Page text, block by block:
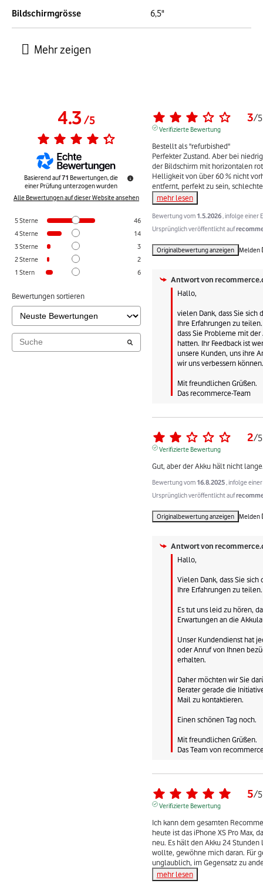
Bildschirmgrösse 6,5"
4.3/5
Basierend auf71 Bewertungen, die
einer Prüfung unterzogen wurden
Alle Bewertungen auf dieser Website ansehen
5Sterne
46
4Sterne
14
3Sterne
3
2Sterne
2
1 Stern 6
Bewertungen sortieren
3/5
Verifizierte Bewertung
Bestellt als "refurbished"
Perfekter Zustand. Aber bei
der Bildschirm mit horizontalen
Helligkeit von über 60 % nicht
entfernt, perfekt zu sein,
mehr lesen
Bewertung vom 1.5.2026 , infolge einer
Ursprünglich veröffentlicht auf
Originalbewertung anzeigen Melden
Antwort von
Hallo,
vielen Dank, dass Sie
Ihre Erfahrungen zu
dass Sie Probleme mit
hatten. Ihr Feedback ist
unsere Kunden, uns ihre
wir uns verbessern können.
Mit freundlichen Grüßen.
Das recommerce-Team
2/5
Verifizierte Bewertung
Gut, aber der Akku hält nicht
Bewertung vom 16.8.2025 , infolge
Ursprünglich veröffentlicht auf
Originalbewertung anzeigen Melden
Antwort von
Hallo,
Vielen Dank, dass Sie
Ihre Erfahrungen zu teilen.
Es tut uns leid zu hören,
Erwartungen an die
Unser Kundendienst hat
oder Anruf von Ihnen
erhalten.
Daher möchten wir Sie
Berater gerade die
Mail zu kontaktieren.
Einen schönen Tag noch.
Mit freundlichen Grüßen.
Das Team von
5/5
Verifizierte Bewertung
Ich kann dem gesamten
heute ist das iPhone XS Pro Max,
neu. Es hält den Akku 24
wollte, gewöhne mich daran. Für
unglaublich, im Gegensatz zu
mehr lesen